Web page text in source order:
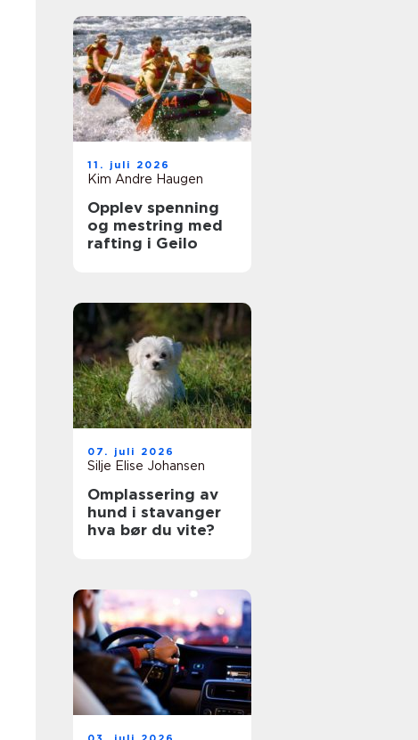
11. juli 2026
Kim Andre Haugen
Opplev spenning
og mestring med
rafting i Geilo
07. juli 2026
Silje Elise Johansen
Omplassering av
hund i stavanger
hva bør du vite?